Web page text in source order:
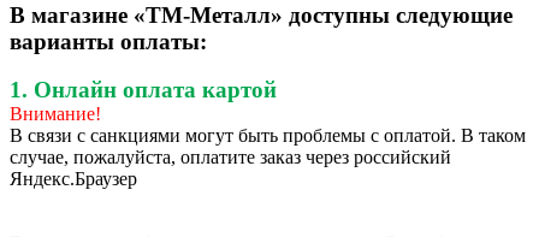
В магазине «ТМ-Металл» доступны следующие
варианты оплаты:
1. Онлайн оплата картой
Внимание!
В связи с санкциями могут быть проблемы с оплатой. В таком
случае, пожалуйста, оплатите заказ через российский
Яндекс.Браузер